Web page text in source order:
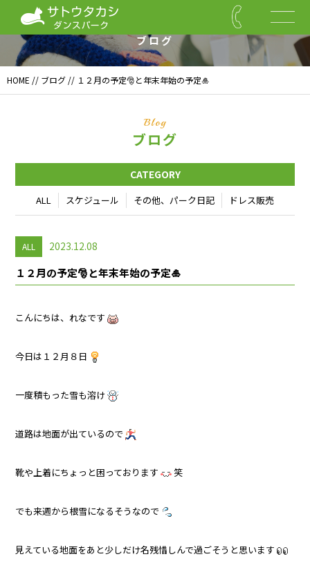
ブログ
HOME // ブログ // １２月の予定🎅と年末年始の予定🎍
Blog
ブログ
CATEGORY
ALL スケジュール その他、パーク日記 ドレス販売
ALL 2023.12.08
１２月の予定🎅と年末年始の予定🎍
こんにちは、れなです
今日は１２月８日
一度積もった雪も溶け
道路は地面が出ているので
靴や上着にちょっと困っております 笑
でも来週から根雪になるそうなので
見えている地面をあと少しだけ名残惜しんで過ごそうと思います